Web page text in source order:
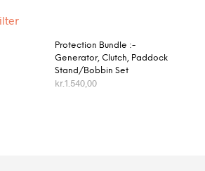
Protection Bundle :-
Generator, Clutch, Paddock
Stand/Bobbin Set
kr.1.540,00